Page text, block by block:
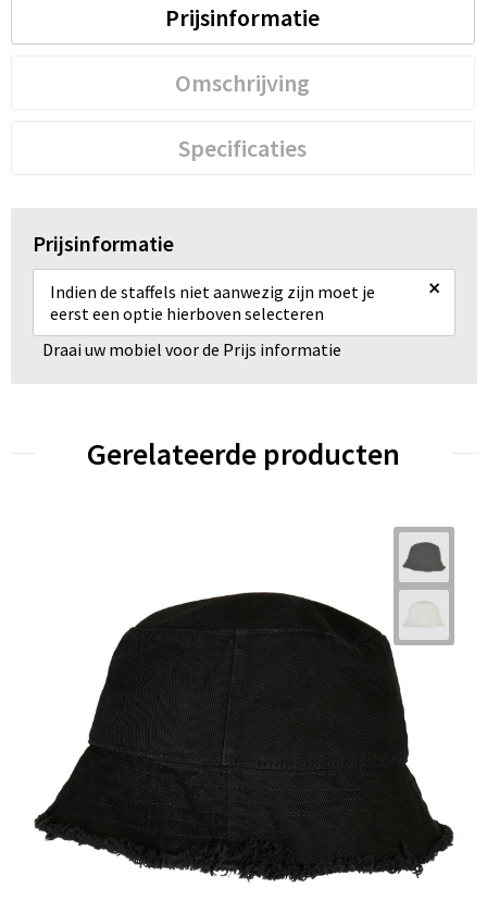
Prijsinformatie
Omschrijving
Specificaties
Prijsinformatie
Indien de staffels niet aanwezig zijn moet je
eerst een optie hierboven selecteren
×
Draai uw mobiel voor de Prijs informatie
Gerelateerde producten